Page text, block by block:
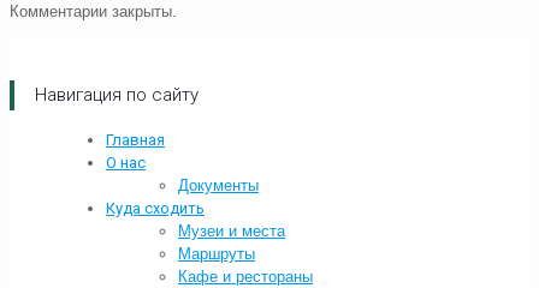
Комментарии закрыты.
Навигация по сайту
Главная
О нас
Документы
Куда сходить
Музеи и места
Маршруты
Кафе и рестораны